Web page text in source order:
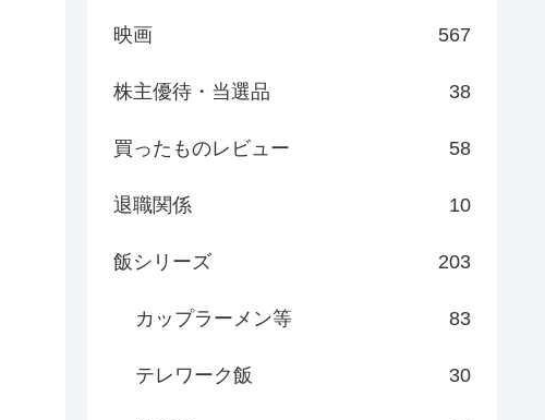
映画 567
株主優待・当選品 38
買ったものレビュー 58
退職関係 10
飯シリーズ 203
カップラーメン等 83
テレワーク飯 30